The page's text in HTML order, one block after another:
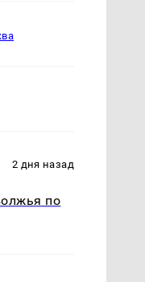
2 дня назад
по